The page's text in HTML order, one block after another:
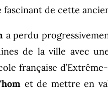
de cette
a perdu
de la ville avec
française
et de mettre en